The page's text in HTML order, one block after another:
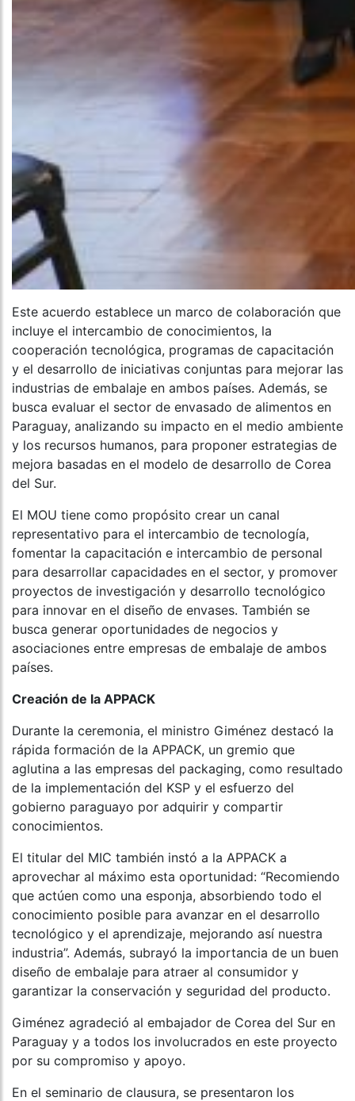
Este acuerdo establece un marco de colaboración que
incluye el intercambio de conocimientos, la
cooperación tecnológica, programas de capacitación
y el desarrollo de iniciativas conjuntas para mejorar las
industrias de embalaje en ambos países. Además, se
busca evaluar el sector de envasado de alimentos en
Paraguay, analizando su impacto en el medio ambiente
y los recursos humanos, para proponer estrategias de
mejora basadas en el modelo de desarrollo de Corea
del Sur.
El MOU tiene como propósito crear un canal
representativo para el intercambio de tecnología,
fomentar la capacitación e intercambio de personal
para desarrollar capacidades en el sector, y promover
proyectos de investigación y desarrollo tecnológico
para innovar en el diseño de envases. También se
busca generar oportunidades de negocios y
asociaciones entre empresas de embalaje de ambos
países.
Creación de la APPACK
Durante la ceremonia, el ministro Giménez destacó la
rápida formación de la APPACK, un gremio que
aglutina a las empresas del packaging, como resultado
de la implementación del KSP y el esfuerzo del
gobierno paraguayo por adquirir y compartir
conocimientos.
El titular del MIC también instó a la APPACK a
aprovechar al máximo esta oportunidad: “Recomiendo
que actúen como una esponja, absorbiendo todo el
conocimiento posible para avanzar en el desarrollo
tecnológico y el aprendizaje, mejorando así nuestra
industria”. Además, subrayó la importancia de un buen
diseño de embalaje para atraer al consumidor y
garantizar la conservación y seguridad del producto.
Giménez agradeció al embajador de Corea del Sur en
Paraguay y a todos los involucrados en este proyecto
por su compromiso y apoyo.
En el seminario de clausura, se presentaron los